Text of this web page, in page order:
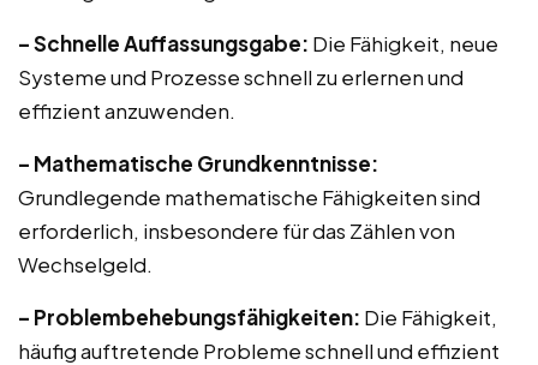
– Schnelle Auffassungsgabe: Die Fähigkeit, neue
Systeme und Prozesse schnell zu erlernen und
effizient anzuwenden.
– Mathematische Grundkenntnisse:
Grundlegende mathematische Fähigkeiten sind
erforderlich, insbesondere für das Zählen von
Wechselgeld.
– Problembehebungsfähigkeiten: Die Fähigkeit,
häufig auftretende Probleme schnell und effizient